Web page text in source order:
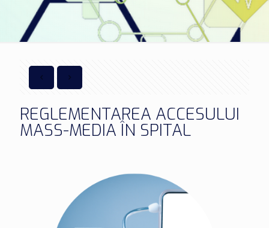
REGLEMENTAREA ACCESULUI
MASS-MEDIA ÎN SPITAL